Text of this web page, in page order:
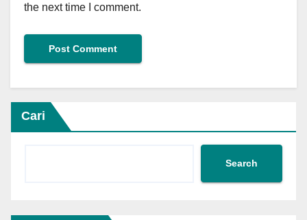
the next time I comment.
Cari
Search